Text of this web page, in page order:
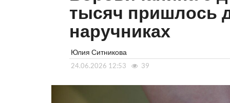
тысяч пришлось
наручниках
Юлия Ситникова
24.06.2026 12:53 39